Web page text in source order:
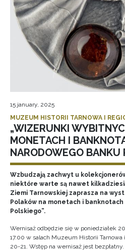
15 january, 2025
MUZEUM HISTORII TARNOWA I
„WIZERUNKI
MONETACH I
NARODOWEGO BANKU
Wzbudzają zachwyt u
niektóre warte są nawet
Ziemi Tarnowskiej zaprasza na
Polaków na monetach i
Polskiego”.
Wernisaż odbędzie się w poniedziałek
17.00 w salach Muzeum Historii
20-21. Wstęp na wernisaż jest bezpłatny.